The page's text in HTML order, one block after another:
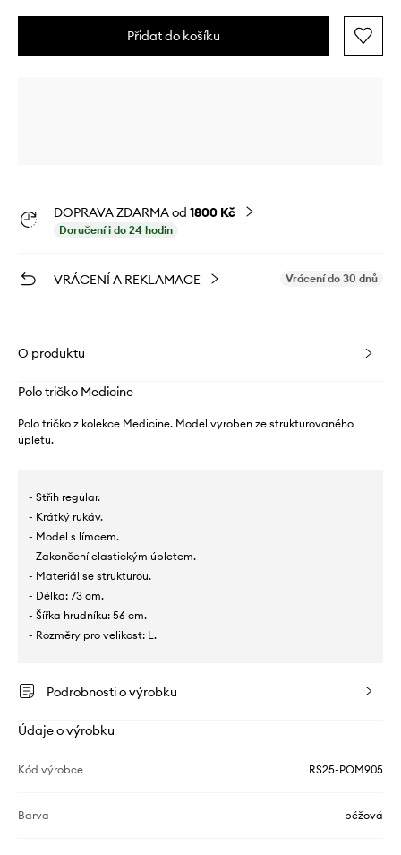
Přidat do košíku
DOPRAVA ZDARMA od 1800 Kč
Doručení i do 24 hodin
VRÁCENÍ A REKLAMACE Vrácení do 30 dnů
O produktu
Polo tričko Medicine
Polo tričko z kolekce Medicine. Model vyroben ze strukturovaného
úpletu.
- Střih regular.
- Krátký rukáv.
- Model s límcem.
- Zakončení elastickým úpletem.
- Materiál se strukturou.
- Délka: 73 cm.
- Šířka hrudníku: 56 cm.
- Rozměry pro velikost: L.
Podrobnosti o výrobku
Údaje o výrobku
Kód výrobce RS25-POM905
Barva béžová